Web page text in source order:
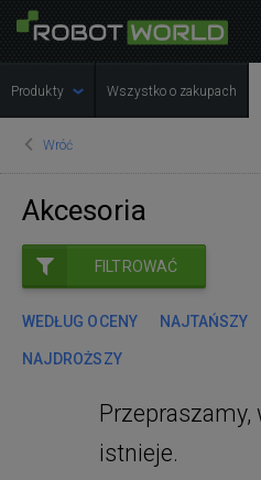
Produkty Wszystko o zakupach
Wróć
Akcesoria
FILTROWAĆ
WEDŁUG OCENY NAJTAŃSZY
NAJDROŻSZY
Przepraszamy,
istnieje.